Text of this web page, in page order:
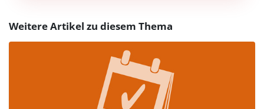
Weitere Artikel zu diesem Thema